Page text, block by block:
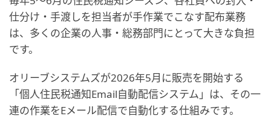
仕分け・手渡しを担当者が手作業でこなす配布業務
は、多くの企業の人事・総務部門にとって大きな負担
です。
オリーブシステムズが2026年5月に販売を開始する
「個人住民税通知Email自動配信システム」は、その一
連の作業をEメール配信で自動化する仕組みです。